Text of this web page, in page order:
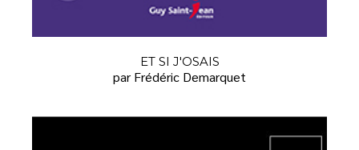
ET SI J'OSAIS
par Frédéric Demarquet